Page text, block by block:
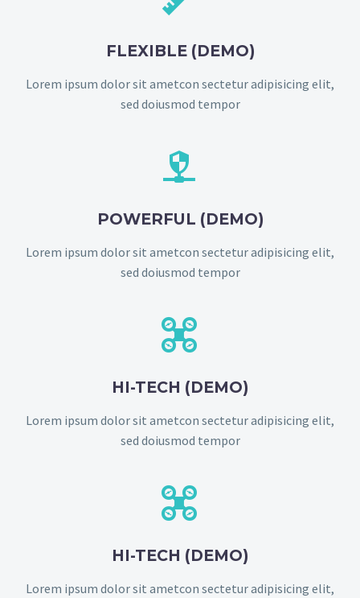
FLEXIBLE (DEMO)
Lorem ipsum dolor sit ametcon sectetur adipisicing elit,
sed doiusmod tempor


POWERFUL (DEMO)
Lorem ipsum dolor sit ametcon sectetur adipisicing elit,
sed doiusmod tempor


HI-TECH (DEMO)
Lorem ipsum dolor sit ametcon sectetur adipisicing elit,
sed doiusmod tempor


HI-TECH (DEMO)
Lorem ipsum dolor sit ametcon sectetur adipisicing elit,